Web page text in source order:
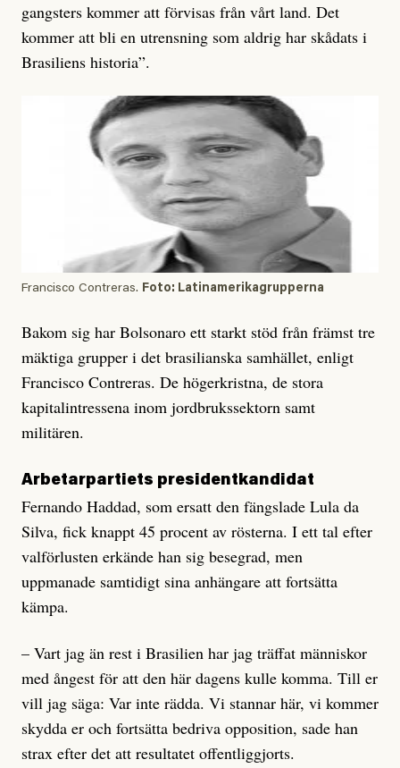
gangsters kommer att förvisas från vårt land. Det
kommer att bli en utrensning som aldrig har skådats i
Brasiliens historia”.
Francisco Contreras. Foto: Latinamerikagrupperna
Bakom sig har Bolsonaro ett starkt stöd från främst tre
mäktiga grupper i det brasilianska samhället, enligt
Francisco Contreras. De högerkristna, de stora
kapitalintressena inom jordbrukssektorn samt
militären.
Arbetarpartiets presidentkandidat
Fernando Haddad, som ersatt den fängslade Lula da
Silva, fick knappt 45 procent av rösterna. I ett tal efter
valförlusten erkände han sig besegrad, men
uppmanade samtidigt sina anhängare att fortsätta
kämpa.
– Vart jag än rest i Brasilien har jag träffat människor
med ångest för att den här dagens kulle komma. Till er
vill jag säga: Var inte rädda. Vi stannar här, vi kommer
skydda er och fortsätta bedriva opposition, sade han
strax efter det att resultatet offentliggjorts.